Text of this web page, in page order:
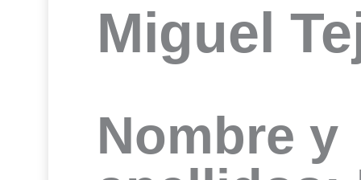
Miguel
Nombre y